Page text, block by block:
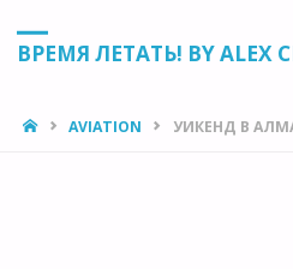
ВРЕМЯ ЛЕТАТЬ! BY ALEX
HOMEAVIATION УИКЕНД В